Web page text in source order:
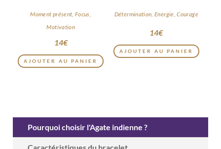
Moment présent, Focus,
Motivation
14€
AJOUTER AU PANIER
HEISHI
Détermination, Energie, Courage
14€
AJOUTER AU PANIER
Pourquoi choisir l'Agate indienne ?